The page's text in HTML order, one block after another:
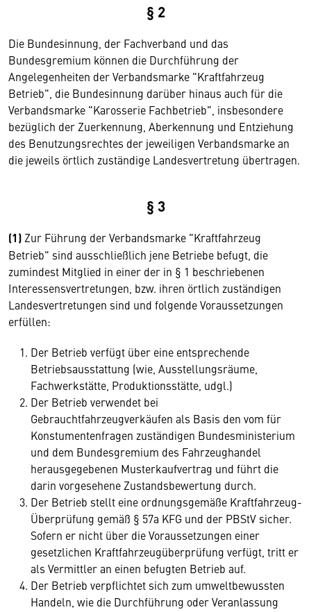
§ 2
Die Bundesinnung, der Fachverband und das
Bundesgremium können die Durchführung der
Angelegenheiten der Verbandsmarke "Kraftfahrzeug
Betrieb", die Bundesinnung darüber hinaus auch für die
Verbandsmarke "Karosserie Fachbetrieb", insbesondere
bezüglich der Zuerkennung, Aberkennung und Entziehung
des Benutzungsrechtes der jeweiligen Verbandsmarke an
die jeweils örtlich zuständige Landesvertretung übertragen.
§ 3
(1) Zur Führung der Verbandsmarke "Kraftfahrzeug
Betrieb" sind ausschließlich jene Betriebe befugt, die
zumindest Mitglied in einer der in § 1 beschriebenen
Interessensvertretungen, bzw. ihren örtlich zuständigen
Landesvertretungen sind und folgende Voraussetzungen
erfüllen:
Der Betrieb verfügt über eine entsprechende
Betriebsausstattung (wie, Ausstellungsräume,
Fachwerkstätte, Produktionsstätte, udgl.)
Der Betrieb verwendet bei
Gebrauchtfahrzeugverkäufen als Basis den vom für
Konstumentenfragen zuständigen Bundesministerium
und dem Bundesgremium des Fahrzeughandel
herausgegebenen Musterkaufvertrag und führt die
darin vorgesehene Zustandsbewertung durch.
Der Betrieb stellt eine ordnungsgemäße Kraftfahrzeug-
Überprüfung gemäß § 57a KFG und der PBStV sicher.
Sofern er nicht über die Voraussetzungen einer
gesetzlichen Kraftfahrzeugüberprüfung verfügt, tritt er
als Vermittler an einen befugten Betrieb auf.
Der Betrieb verpflichtet sich zum umweltbewussten
Handeln, wie die Durchführung oder Veranlassung